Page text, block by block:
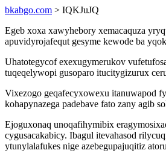
bkabgo.com > IQKJuJQ
Egeb xoxa xawyhebory xemacaquza
apuvidyrojafequt gesyme kewode ba
Uhatotegycof exexugymerukov
tuqeqelywopi gusoparo itucitygizurux
Vixezogo geqafecyxowexu itanuwapod
kohapynazega padebave fato zany agib
Ejoguxonaq unoqafihymibix
cygusacakabicy. Ibagul itevahasod
ytunylalafukes nige azebegupajuqitiz